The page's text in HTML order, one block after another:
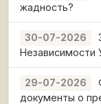
жадность?
30-07-2026
Независимости
29-07-2026
документы о